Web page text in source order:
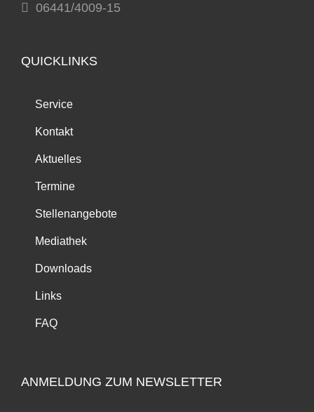
06441/4009-15
QUICKLINKS
Service
Kontakt
Aktuelles
Termine
Stellenangebote
Mediathek
Downloads
Links
FAQ
ANMELDUNG ZUM NEWSLETTER